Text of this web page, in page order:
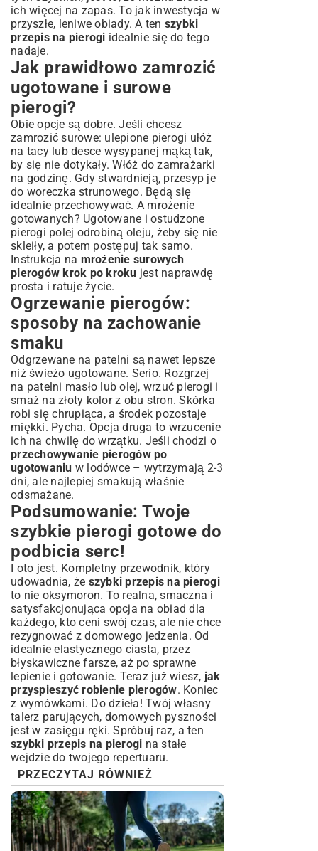
ich więcej na zapas. To jak inwestycja w
przyszłe, leniwe obiady. A ten szybki
przepis na pierogi idealnie się do tego
nadaje.
Jak prawidłowo zamrozić
ugotowane i surowe
pierogi?
Obie opcje są dobre. Jeśli chcesz
zamrozić surowe: ulepione pierogi ułóż
na tacy lub desce wysypanej mąką tak,
by się nie dotykały. Włóż do zamrażarki
na godzinę. Gdy stwardnieją, przesyp je
do woreczka strunowego. Będą się
idealnie przechowywać. A mrożenie
gotowanych? Ugotowane i ostudzone
pierogi polej odrobiną oleju, żeby się nie
skleiły, a potem postępuj tak samo.
Instrukcja na mrożenie surowych
pierogów krok po kroku jest naprawdę
prosta i ratuje życie.
Ogrzewanie pierogów:
sposoby na zachowanie
smaku
Odgrzewane na patelni są nawet lepsze
niż świeżo ugotowane. Serio. Rozgrzej
na patelni masło lub olej, wrzuć pierogi i
smaż na złoty kolor z obu stron. Skórka
robi się chrupiąca, a środek pozostaje
miękki. Pycha. Opcja druga to wrzucenie
ich na chwilę do wrzątku. Jeśli chodzi o
przechowywanie pierogów po
ugotowaniu w lodówce – wytrzymają 2-3
dni, ale najlepiej smakują właśnie
odsmażane.
Podsumowanie: Twoje
szybkie pierogi gotowe do
podbicia serc!
I oto jest. Kompletny przewodnik, który
udowadnia, że szybki przepis na pierogi
to nie oksymoron. To realna, smaczna i
satysfakcjonująca opcja na obiad dla
każdego, kto ceni swój czas, ale nie chce
rezygnować z domowego jedzenia. Od
idealnie elastycznego ciasta, przez
błyskawiczne farsze, aż po sprawne
lepienie i gotowanie. Teraz już wiesz, jak
przyspieszyć robienie pierogów. Koniec
z wymówkami. Do dzieła! Twój własny
talerz parujących, domowych pyszności
jest w zasięgu ręki. Spróbuj raz, a ten
szybki przepis na pierogi na stałe
wejdzie do twojego repertuaru.
PRZECZYTAJ RÓWNIEŻ